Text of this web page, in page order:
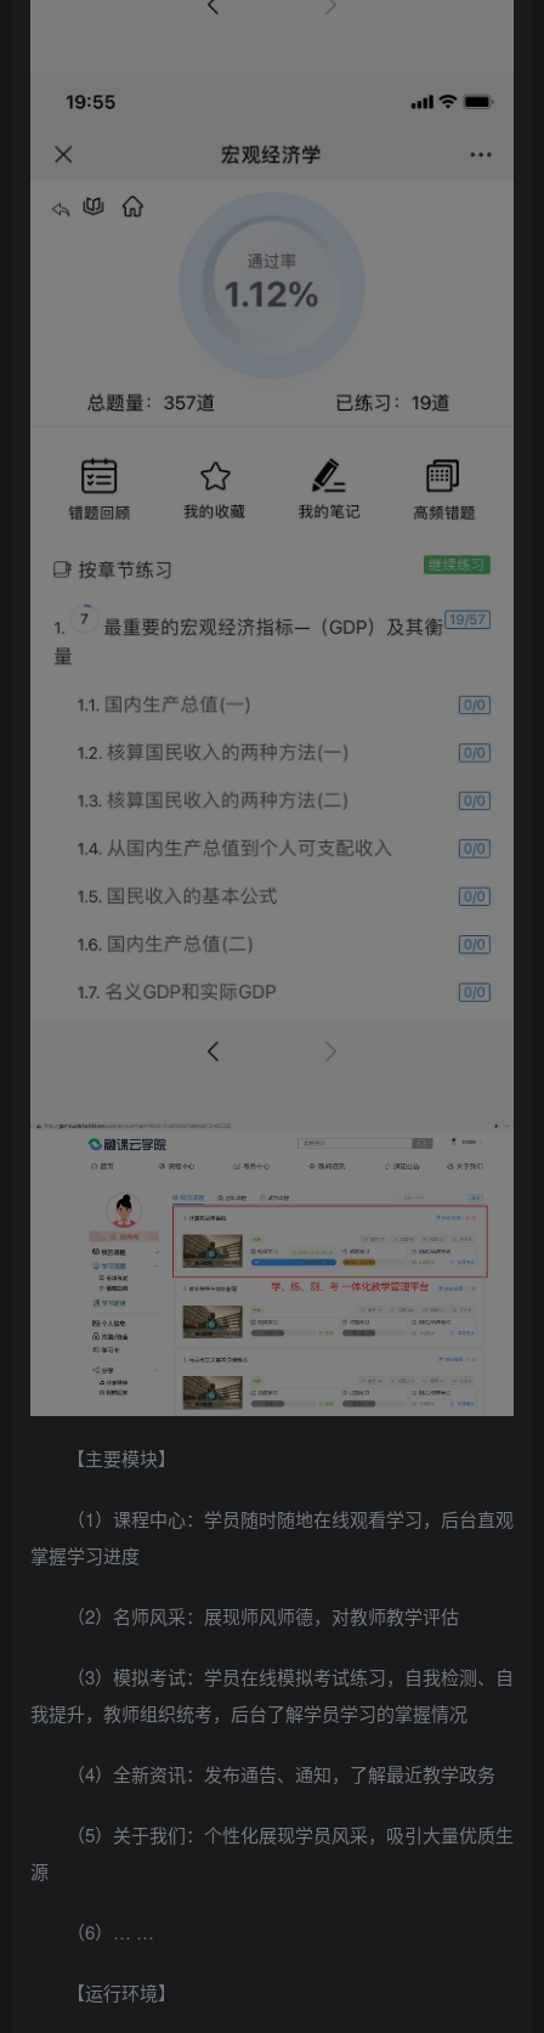
【主要模块】
（1）课程中心：学员随时随地在线观看学习，后台直观
掌握学习进度
（2）名师风采：展现师风师德，对教师教学评估
（3）模拟考试：学员在线模拟考试练习，自我检测、自
我提升，教师组织统考，后台了解学员学习的掌握情况
（4）全新资讯：发布通告、通知，了解最近教学政务
（5）关于我们：个性化展现学员风采，吸引大量优质生
源
（6）… …
【运行环境】